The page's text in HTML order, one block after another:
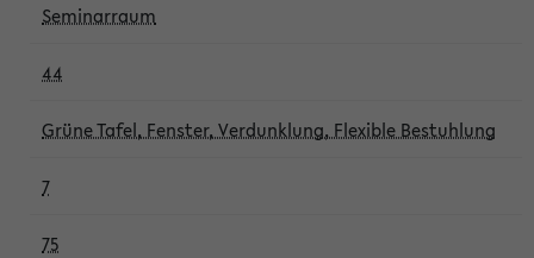
Seminarraum
44
Grüne Tafel, Fenster, Verdunklung, Flexible Bestuhlung
7
75